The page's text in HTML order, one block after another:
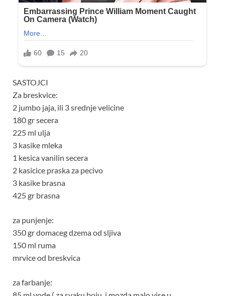
SASTOJCI
Za breskvice:
2 jumbo jaja, ili 3 srednje velicine
180 gr secera
225 ml ulja
3 kasike mleka
1 kesica vanilin secera
2 kasicice praska za pecivo
3 kasike brasna
425 gr brasna
za punjenje:
350 gr domaceg dzema od sljiva
150 ml ruma
mrvice od breskvica
za farbanje: